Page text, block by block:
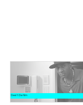
Deel 1: De film